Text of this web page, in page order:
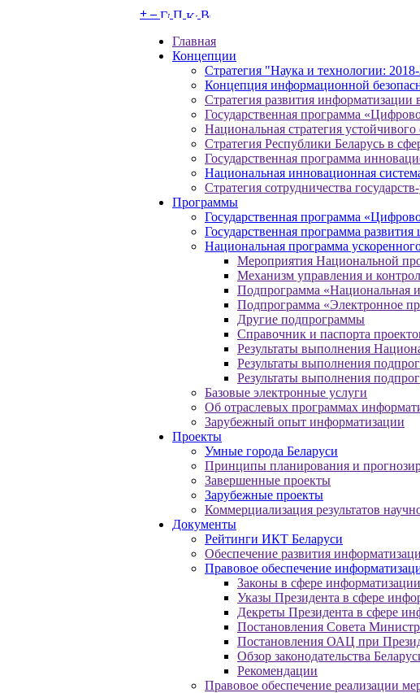
+ –
Главная
Концепции
Стратегия "Наука и технологии:
Концепция информационной
Стратегия развития информатизации
Государственная программа
Национальная стратегия
Стратегия Республики Беларусь в
Государственная программа
Национальная инновационная
Стратегия сотрудничества
Программы
Государственная программа
Государственная программа
Национальная программа
Мероприятия Национальной
Механизм управления и
Подпрограмма «Национальная
Подпрограмма «Электронное
Другие подпрограммы
Справочник и паспорта
Результаты выполнения
Результаты выполнения
Результаты выполнения
Базовые электронные услуги
Об отраслевых программах
Зарубежный опыт информатизации
Проекты
Умные города Беларуси
Принципы планирования и
Завершенные проекты
Зарубежные проекты
Коммерциализация результатов
Документы
Рейтинги ИКТ Беларуси
Обеспечение развития
Правовое обеспечение
Законы в сфере информатизации
Указы Президента в сфере
Декреты Президента в сфере
Постановления Совета
Постановления ОАЦ при
Обзор законодательства
Рекомендации
Правовое обеспечение реализации